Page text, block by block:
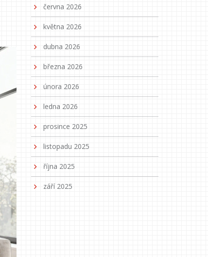
června 2026
května 2026
dubna 2026
března 2026
února 2026
ledna 2026
prosince 2025
listopadu 2025
října 2025
září 2025